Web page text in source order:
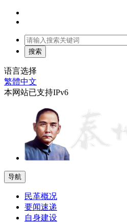
语言选择
繁體中文
本网站已支持IPv6
导航
民革概况
要闻速递
自身建设